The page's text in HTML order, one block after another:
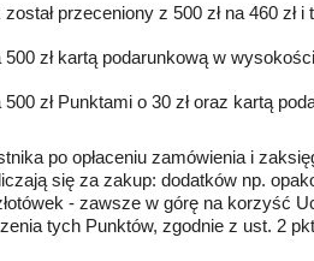
przeceniony z 500 zł na 460
zł kartą podarunkową w
zł Punktami o 30 zł oraz kartą
po opłaceniu zamówienia i
się za zakup: dodatków np.
- zawsze w górę na korzyść
tych Punktów, zgodnie z ust. 2